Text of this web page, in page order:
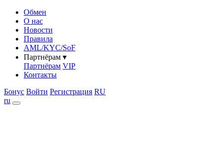
Обмен
О нас
Новости
Правила
AML/KYC/SoF
Партнёрам ▾
Партнёрам VIP
Контакты
Бонус Войти Регистрация RU
ru